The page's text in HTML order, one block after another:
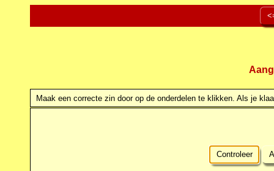
Maak een correcte zin door op de onderdelen te klikken. Als je
Controleer